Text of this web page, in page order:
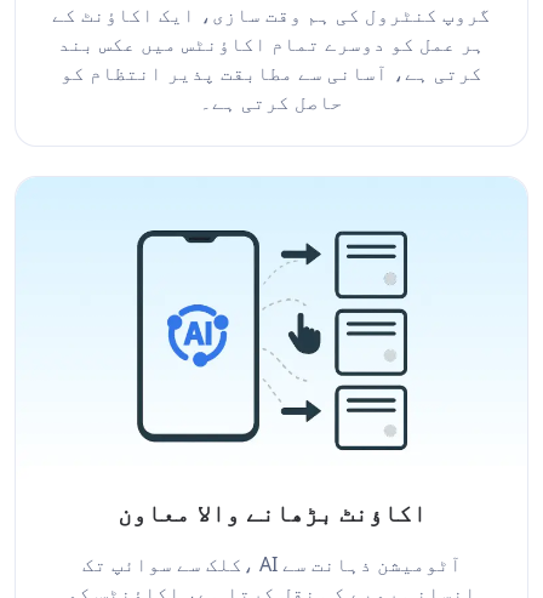
گروپ کنٹرول کی ہم وقت سازی، ایک اکاؤنٹ کے
ہر عمل کو دوسرے تمام اکاؤنٹس میں عکس بند
کرتی ہے، آسانی سے مطابقت پذیر انتظام کو
حاصل کرتی ہے۔
اکاؤنٹ بڑھانے والا معاون
کلک سے سوائپ تک، AI آٹومیشن ذہانت سے